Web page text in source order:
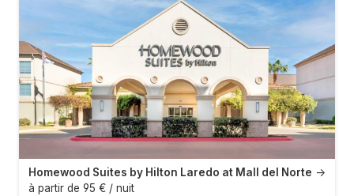
→
Homewood Suites by Hilton Laredo at Mall del Norte
à partir de 95 € / nuit